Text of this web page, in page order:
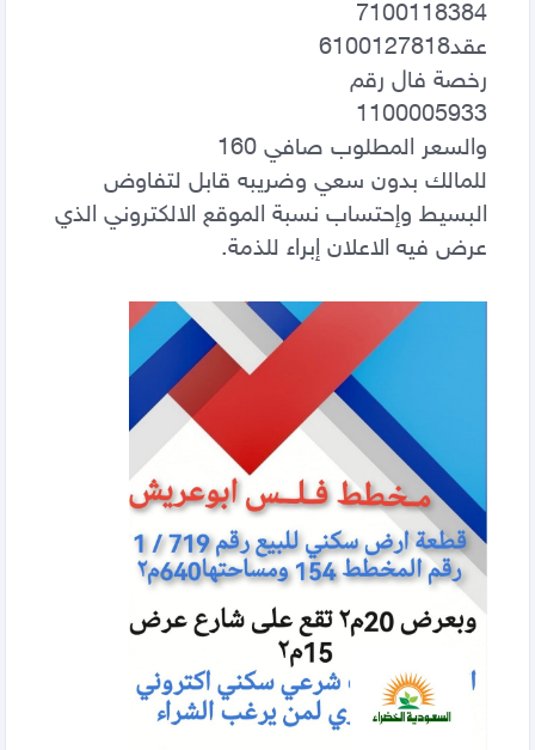
للمالك بدون سعي وضريبه قابل لتفاوض
البسيط وإحتساب نسبة الموقع الالكتروني الذي
عرض فيه الاعلان إبراء للذمة.